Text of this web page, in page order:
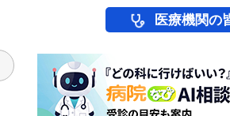
医療機関の